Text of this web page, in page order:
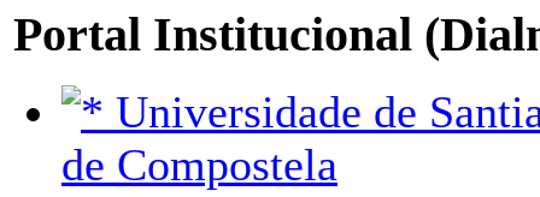
Portal Institucional
de Compostela